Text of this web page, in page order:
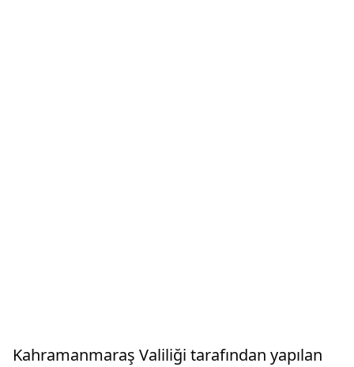
Kahramanmaraş Valiliği tarafından yapılan